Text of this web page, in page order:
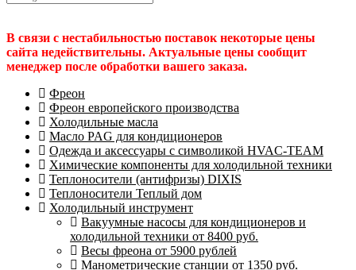
В связи с нестабильностью поставок некоторые цены
сайта недействительны. Актуальные цены сообщит
менеджер после обработки вашего заказа.
Фреон
Фреон европейского производства
Холодильные масла
Масло PAG для кондиционеров
Одежда и аксессуары с символикой HVAC-TEAM
Химические компоненты для холодильной техники
Теплоносители (антифризы) DIXIS
Теплоносители Теплый дом
Холодильный инструмент
Вакуумные насосы для кондиционеров и
холодильной техники от 8400 руб.
Весы фреона от 5900 рублей
Манометрические станции от 1350 руб.